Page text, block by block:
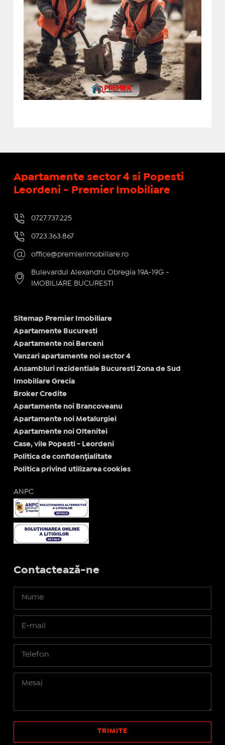
Apartamente sector 4 si Popesti
Leordeni - Premier Imobiliare
0727.737.225
0723.363.867
office@premierimobiliare.ro
Bulevardul Alexandru Obregia 19A-19G -
IMOBILIARE BUCURESTI
Sitemap Premier Imobiliare
Apartamente Bucuresti
Apartamente noi Berceni
Vanzari apartamente noi sector 4
Ansambluri rezidentiale Bucuresti Zona de Sud
Imobiliare Grecia
Broker Credite
Apartamente noi Brancoveanu
Apartamente noi Metalurgiei
Apartamente noi Oltenitei
Case, vile Popesti - Leordeni
Politica de confidențialitate
Politica privind utilizarea cookies
ANPC
Contactează-ne